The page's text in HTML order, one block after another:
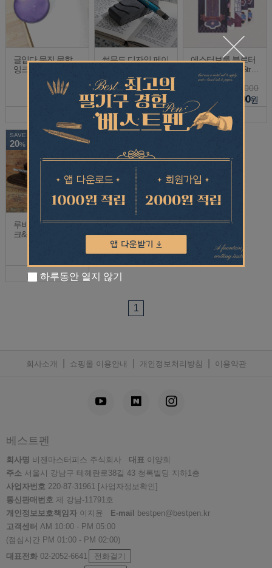
글입다 문진 문학
잉크
20,000
원
썸무드 디자인 페이
38,000
38,000원
에스터브룩 블로터
페이퍼 Sakura Stre
et 한정판
22,000
17,600원
SAVE
20%
루비나또 25cc 병잉
크&블로터&엔틱 우
1
회사소개 쇼핑몰 이용안내 개인정보처리방침 이용약관
베스트펜
회사명 비젠마스터피스 주식회사 대표 이양희
주소 서울시 강남구 테헤란로38길 43 청록빌딩 지하1층
사업자번호 220-87-31961 [사업자정보확인]
통신판매번호 제 강남-11791호
개인정보보호책임자 이지윤 E-mail
bestpen@bestpen.kr
고객센터 AM 10:00 - PM 05:00
(점심시간 PM 01:00 - PM 02:00)
대표전화 02-2052-6641 전화걸기
하루동안 열지 않기